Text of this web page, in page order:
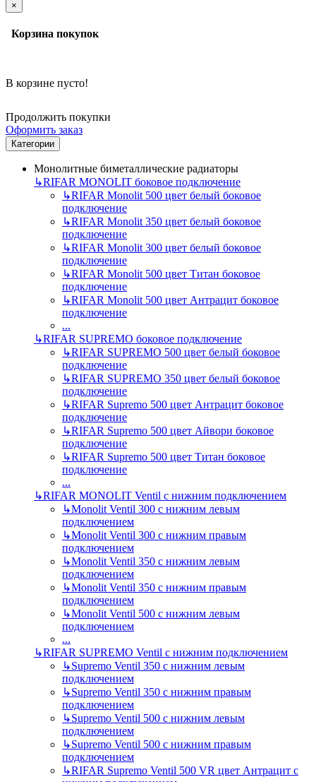
×
Корзина покупок
В корзине пусто!
Продолжить покупки
Оформить заказ
Категории
Монолитные биметаллические радиаторы
↳RIFAR MONOLIT боковое подключение
↳RIFAR Monolit 500 цвет белый боковое
подключение
↳RIFAR Monolit 350 цвет белый боковое
подключение
↳RIFAR Monolit 300 цвет белый боковое
подключение
↳RIFAR Monolit 500 цвет Титан боковое
подключение
↳RIFAR Monolit 500 цвет Антрацит боковое
подключение
...
↳RIFAR SUPREMO боковое подключение
↳RIFAR SUPREMO 500 цвет белый боковое
подключение
↳RIFAR SUPREMO 350 цвет белый боковое
подключение
↳RIFAR Supremo 500 цвет Антрацит боковое
подключение
↳RIFAR Supremo 500 цвет Айвори боковое
подключение
↳RIFAR Supremo 500 цвет Титан боковое
подключение
...
↳RIFAR MONOLIT Ventil с нижним подключением
↳Monolit Ventil 300 с нижним левым
подключением
↳Monolit Ventil 300 с нижним правым
подключением
↳Monolit Ventil 350 с нижним левым
подключением
↳Monolit Ventil 350 с нижним правым
подключением
↳Monolit Ventil 500 с нижним левым
подключением
...
↳RIFAR SUPREMO Ventil с нижним подключением
↳Supremo Ventil 350 с нижним левым
подключением
↳Supremo Ventil 350 с нижним правым
подключением
↳Supremo Ventil 500 с нижним левым
подключением
↳Supremo Ventil 500 с нижним правым
подключением
↳RIFAR Supremo Ventil 500 VR цвет Антрацит с